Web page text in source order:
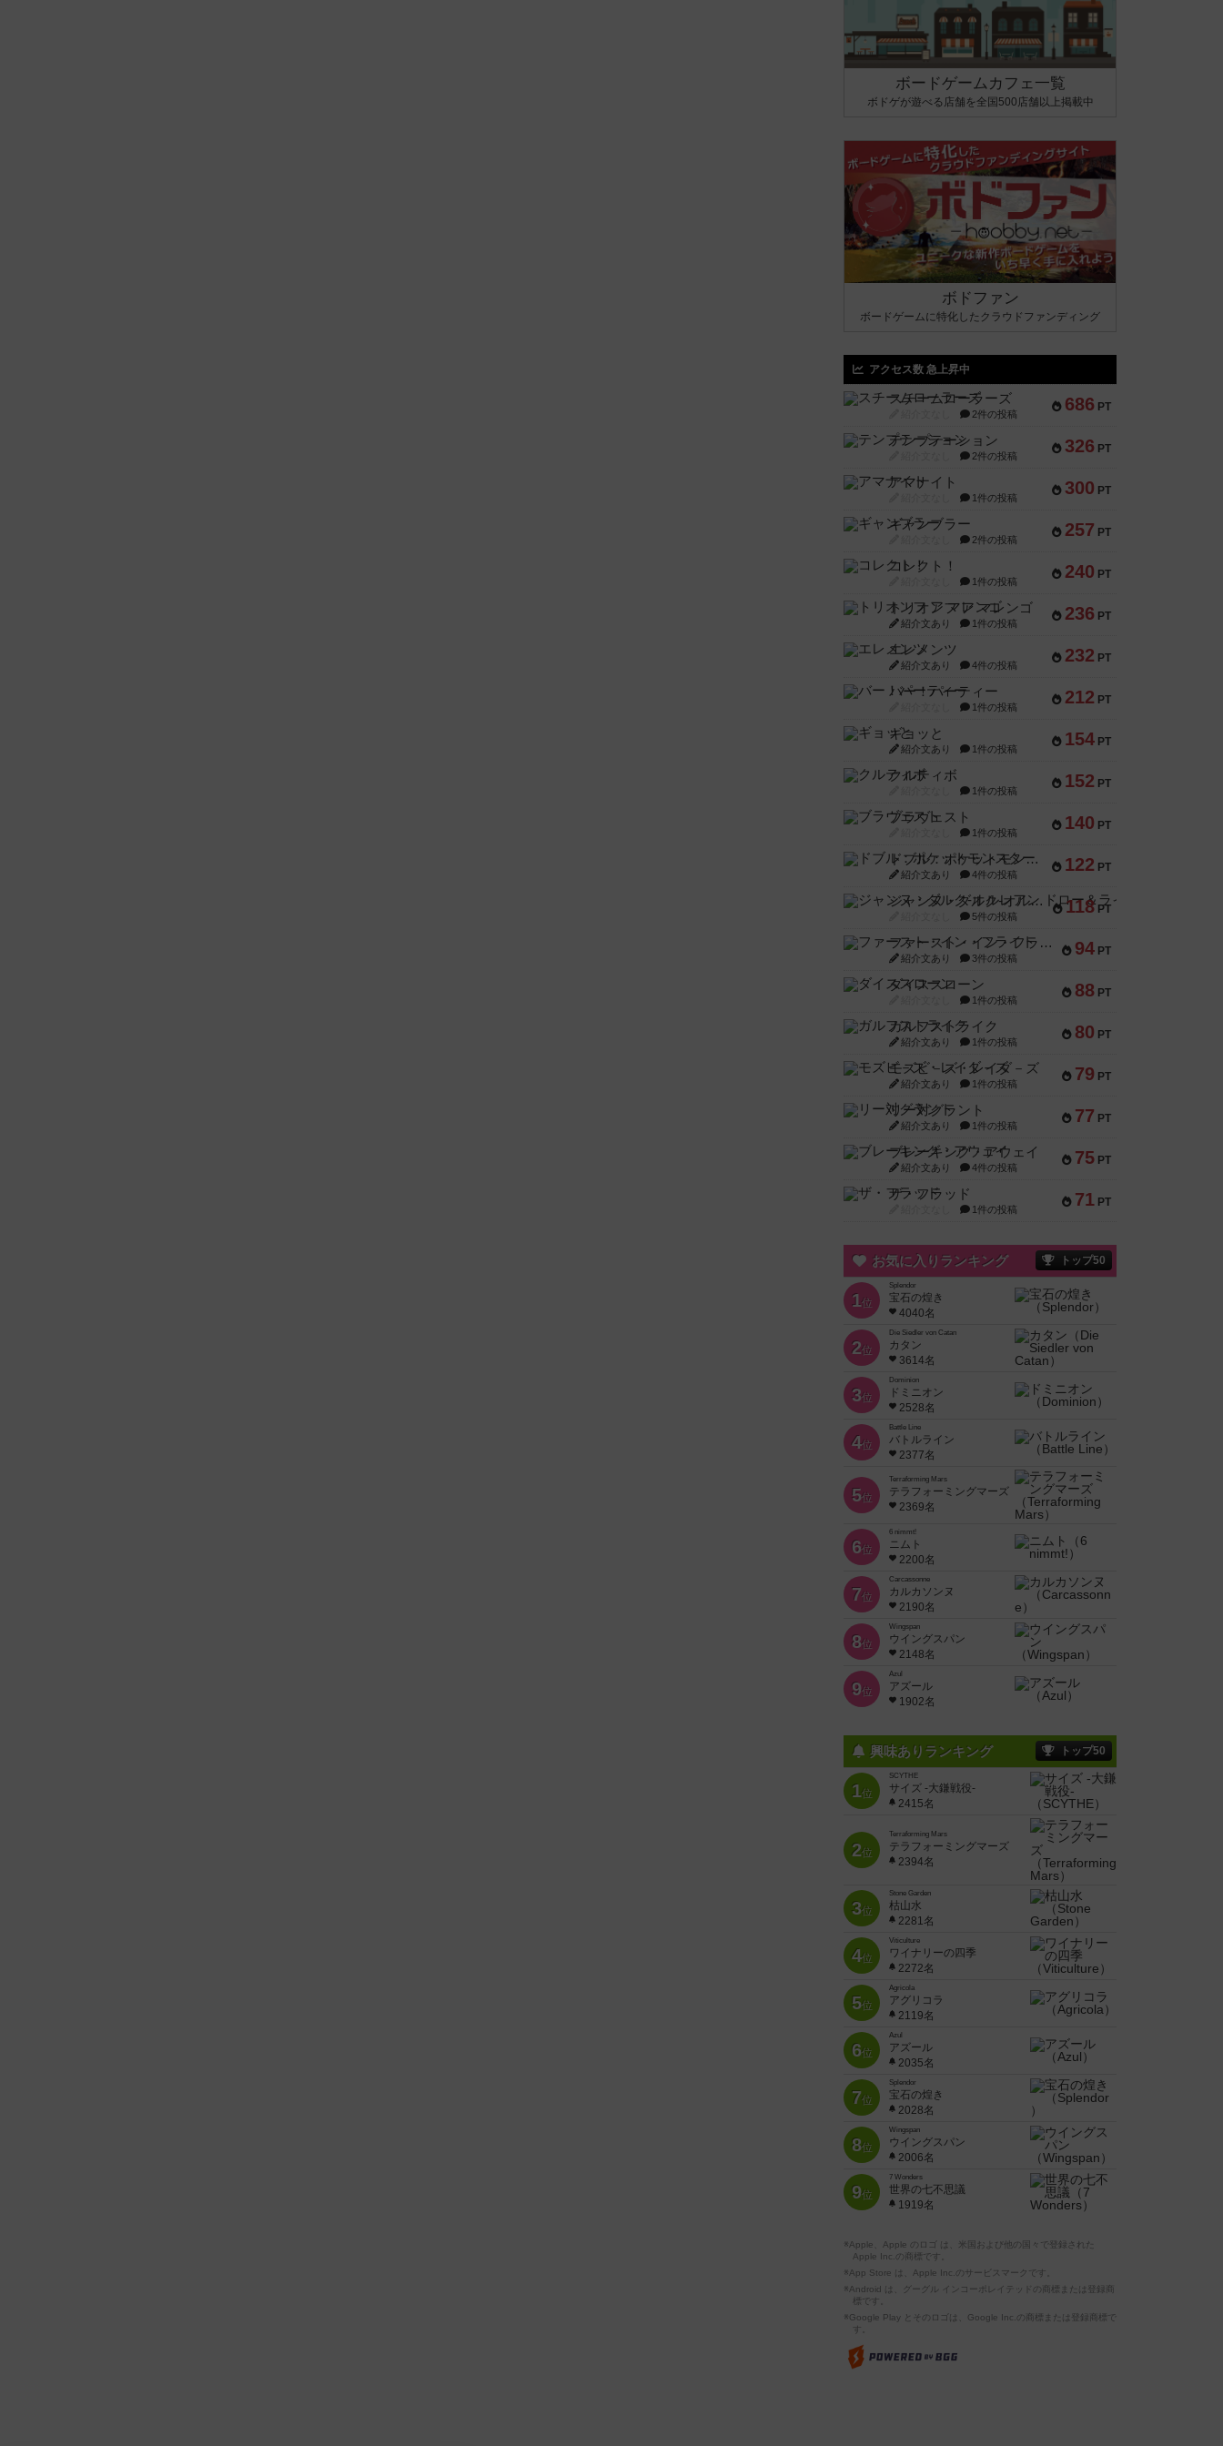
ボードゲームカフェ一覧
ボドゲが遊べる店舗を全国500店舗以上掲載中
ボドファン
ボードゲームに特化したクラウドファンディング
アクセス数 急上昇中
686 PT
スチームローラーズ
2件の投稿
326 PT
テンプテーション
2件の投稿
300 PT
アマナイト
1件の投稿
257 PT
ギャンブラー
2件の投稿
240 PT
コレクト！
1件の投稿
236 PT
トリオンフ ア マレンゴ
紹介文あり 1件の投稿
232 PT
エレメンツ
紹介文あり 4件の投稿
212 PT
バー！パーティー
1件の投稿
154 PT
ギョッと
紹介文あり 1件の投稿
152 PT
クルティボ
1件の投稿
140 PT
ブラヴェスト
1件の投稿
122 PT
ドブル：ポケットモンスター
紹介文あり 4件の投稿
118 PT
ジャンヌ・ダルク-オルレアン ドロー＆ライト
5件の投稿
94 PT
ファースト・イン・フライト
紹介文あり 3件の投稿
88 PT
ダイススローン
1件の投稿
80 PT
ガルフストライク
紹介文あり 1件の投稿
79 PT
モズビ－ズ・レイダ－ズ
紹介文あり 1件の投稿
77 PT
リー対グラント
紹介文あり 1件の投稿
75 PT
ブレーキング・アウェイ
紹介文あり 4件の投稿
71 PT
ザ・フラッド
1件の投稿
お気に入りランキング トップ50
1位
Splendor
宝石の煌き
4040名
2位
Die Siedler von Catan
カタン
3614名
3位
Dominion
ドミニオン
2528名
4位
Battle Line
バトルライン
2377名
5位
Terraforming Mars
テラフォーミングマーズ
2369名
6位
6 nimmt!
ニムト
2200名
7位
Carcassonne
カルカソンヌ
2190名
8位
Wingspan
ウイングスパン
2148名
9位
Azul
アズール
1902名
興味ありランキング トップ50
1位
SCYTHE
サイズ -大鎌戦役-
2415名
2位
Terraforming Mars
テラフォーミングマーズ
2394名
3位
Stone Garden
枯山水
2281名
4位
Viticulture
ワイナリーの四季
2272名
5位
Agricola
アグリコラ
2119名
6位
Azul
アズール
2035名
7位
Splendor
宝石の煌き
2028名
8位
Wingspan
ウイングスパン
2006名
9位
7 Wonders
世界の七不思議
1919名
※Apple、Apple のロゴ は、米国および他の国々で登録された
Apple Inc.の商標です。
※App Store は、Apple Inc.のサービスマークです。
※Android は、グーグル インコーポレイテッドの商標または登録商
標です。
※Google Play とそのロゴは、Google Inc.の商標または登録商標で
す。